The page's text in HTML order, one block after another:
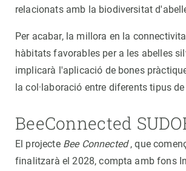
relacionats amb la biodiversitat
Per acabar, la millora en la
hàbitats favorables per a les abelles
implicarà l'aplicació de bones
la col·laboració entre diferents tipus
BeeConnected
El projecte Bee Connected, que
finalitzarà el 2028, compta amb fons